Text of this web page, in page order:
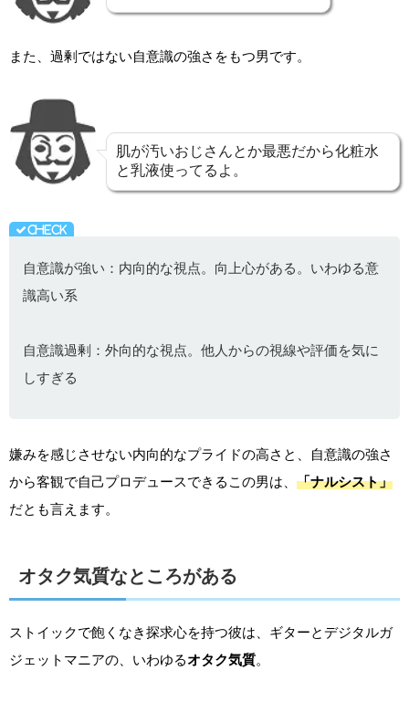
また、過剰ではない自意識の強さをもつ男です。
肌が汚いおじさんとか最悪だから化粧水
と乳液使ってるよ。
自意識が強い：内向的な視点。向上心がある。いわゆる意
識高い系
自意識過剰：外向的な視点。他人からの視線や評価を気に
しすぎる
嫌みを感じさせない内向的なプライドの高さと、自意識の強さ
から客観で自己プロデュースできるこの男は、 「ナルシスト」
だとも言えます。
オタク気質なところがある
ストイックで飽くなき探求心を持つ彼は、ギターとデジタルガ
ジェットマニアの、いわゆるオタク気質。